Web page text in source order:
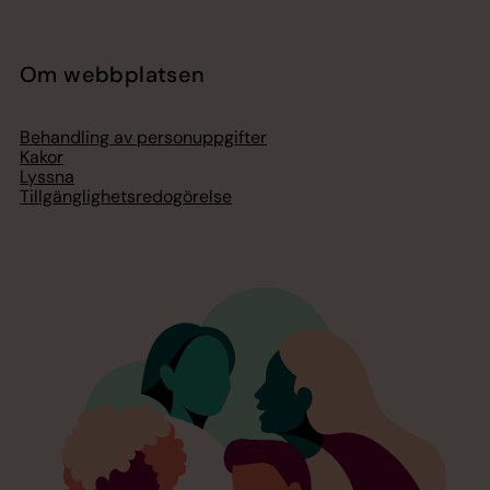
Om webbplatsen
Behandling av personuppgifter
Kakor
Lyssna
Tillgänglighetsredogörelse